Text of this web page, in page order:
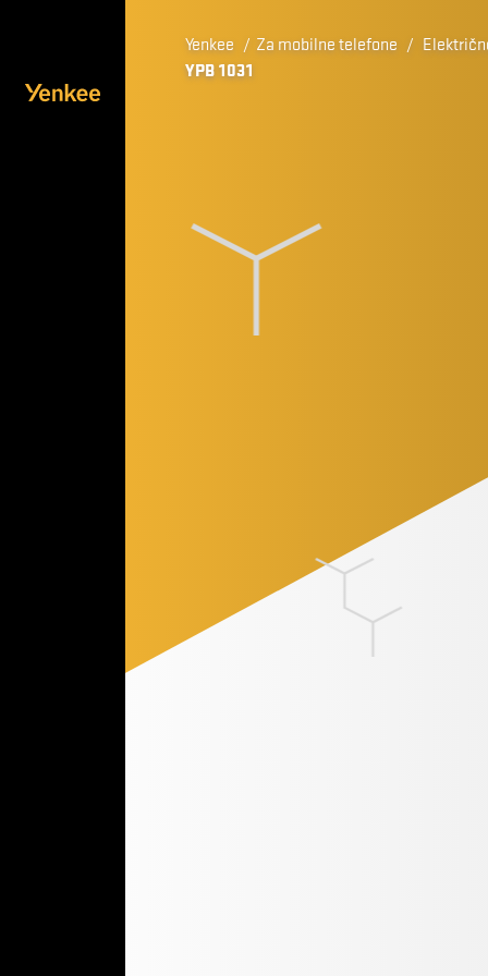
Yenkee / Za mobilne telefone /
YPB 1031